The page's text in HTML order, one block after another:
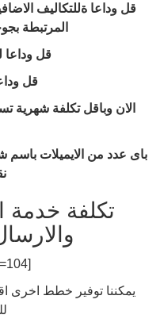
قل وداعا ةللتكاليف
المرتبطة
قل وداعا
قل
الان وباقل تكلفة شهرية
باى عدد من الايميلات
تكلفة خدمة
[ARPrice id=104]
يمكننا توفير خطط اخرى